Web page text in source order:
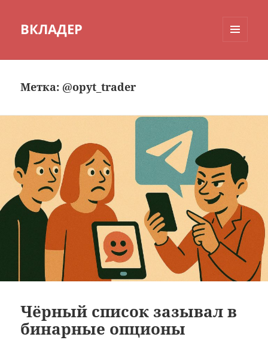
ВКЛАДЕР
Метка: @opyt_trader
Чёрный список зазывал в
бинарные опционы